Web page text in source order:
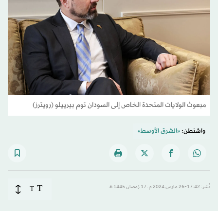
مبعوث الولايات المتحدة الخاص إلى السودان توم بيرييلو (رويترز)
واشنطن:«الشرق الأوسط»
نُشر: 17:42-26 مارس 2024 م ـ 17 رَمضان 1445 هـ T
T